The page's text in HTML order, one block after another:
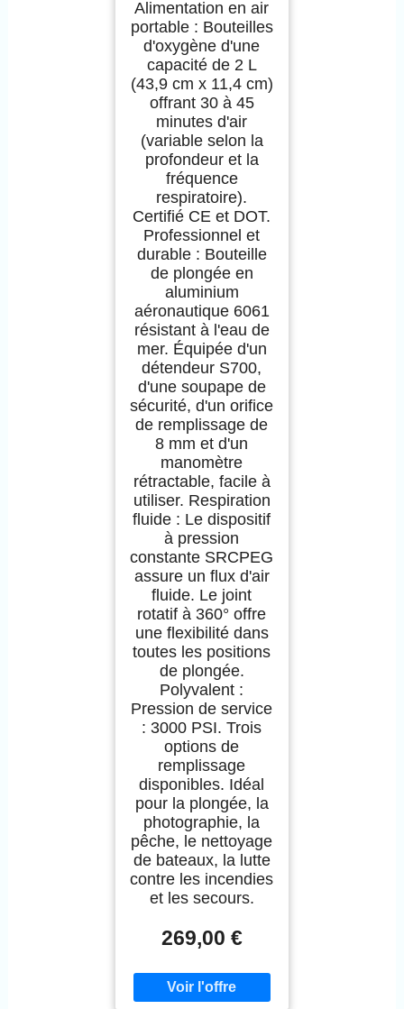
Alimentation en air
portable : Bouteilles
d'oxygène d'une
capacité de 2 L
(43,9 cm x 11,4 cm)
offrant 30 à 45
minutes d'air
(variable selon la
profondeur et la
fréquence
respiratoire).
Certifié CE et DOT.
Professionnel et
durable : Bouteille
de plongée en
aluminium
aéronautique 6061
résistant à l'eau de
mer. Équipée d'un
détendeur S700,
d'une soupape de
sécurité, d'un orifice
de remplissage de
8 mm et d'un
manomètre
rétractable, facile à
utiliser. Respiration
fluide : Le dispositif
à pression
constante SRCPEG
assure un flux d'air
fluide. Le joint
rotatif à 360° offre
une flexibilité dans
toutes les positions
de plongée.
Polyvalent :
Pression de service
: 3000 PSI. Trois
options de
remplissage
disponibles. Idéal
pour la plongée, la
photographie, la
pêche, le nettoyage
de bateaux, la lutte
contre les incendies
et les secours.
269,00 €